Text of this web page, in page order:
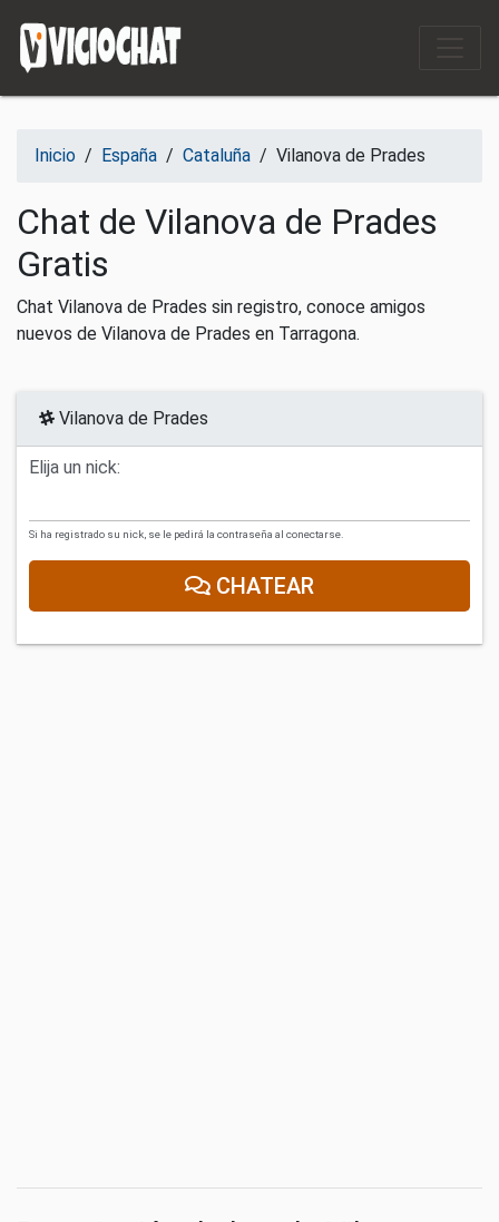
Inicio / España / Cataluña / Vilanova de Prades
Chat de Vilanova de Prades
Gratis
Chat Vilanova de Prades sin registro, conoce amigos
nuevos de Vilanova de Prades en Tarragona.
Vilanova de Prades
Elija un nick:
Si ha registrado su nick, se le pedirá la contraseña al conectarse.
CHATEAR